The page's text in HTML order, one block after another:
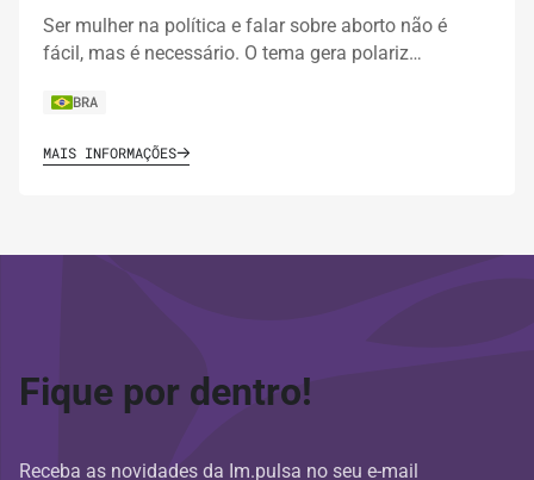
Ser mulher na política e falar sobre aborto não é
fácil, mas é necessário. O tema gera polariz…
BRA
MAIS INFORMAÇÕES
Fique por dentro!
Receba as novidades da Im.pulsa no seu e-mail